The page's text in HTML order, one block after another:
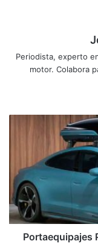
Periodista, experto
motor. Colabora
Portaequipajes
Porsche
200
km/h
Portaequipajes